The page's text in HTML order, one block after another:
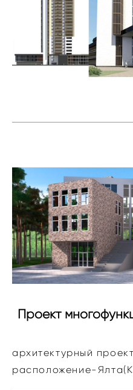
Проект
архитектурный проект
расположение-